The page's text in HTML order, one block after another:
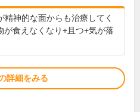
精神的な面からも治療してく
食えなくなり+且つ+気が落
詳細をみる